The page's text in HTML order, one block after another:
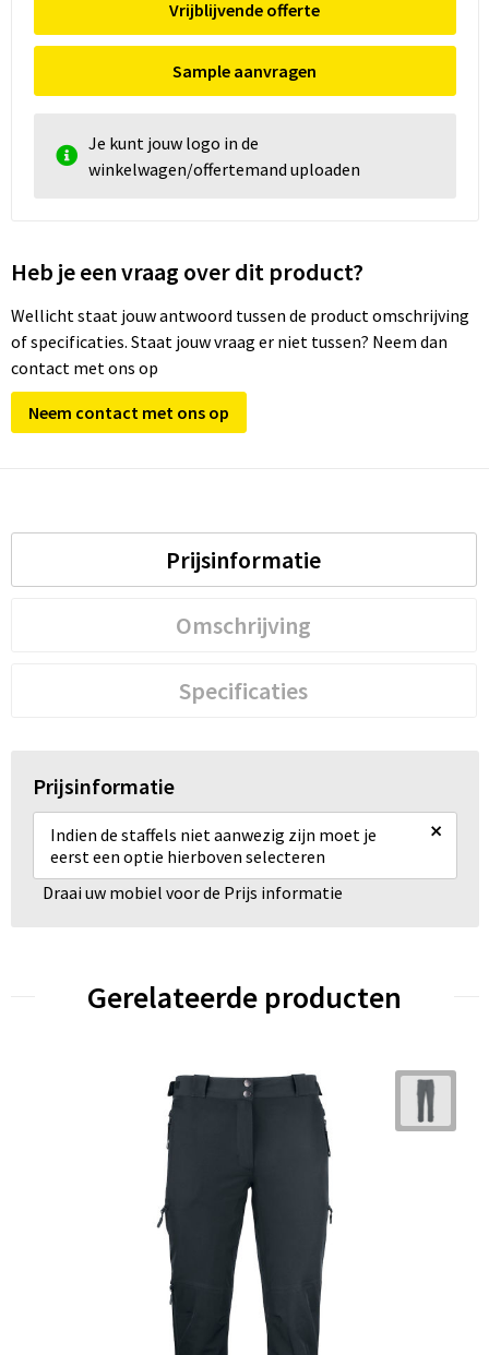
Vrijblijvende offerte
Sample aanvragen
Je kunt jouw logo in de
winkelwagen/offertemand uploaden
Heb je een vraag over dit product?
Wellicht staat jouw antwoord tussen de product omschrijving
of specificaties. Staat jouw vraag er niet tussen? Neem dan
contact met ons op
Neem contact met ons op
Prijsinformatie
Omschrijving
Specificaties
Prijsinformatie
Indien de staffels niet aanwezig zijn moet je
eerst een optie hierboven selecteren
×
Draai uw mobiel voor de Prijs informatie
Gerelateerde producten